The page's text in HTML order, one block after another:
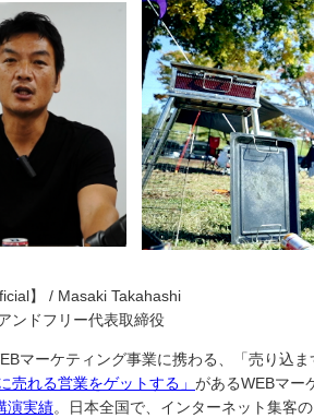
】 / Masaki Takahashi
ンドフリー代表取締役
マーケティング事業に携わる、「売り込
売れる営業をゲットする」 があるWEBマー
演実績。日本全国で、インターネット集客